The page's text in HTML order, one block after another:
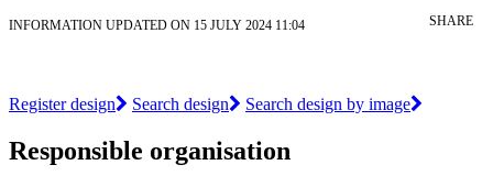
INFORMATION UPDATED ON 15 JULY 2024 11:04 SHARE
Register design Search design Search design by image
Responsible organisation